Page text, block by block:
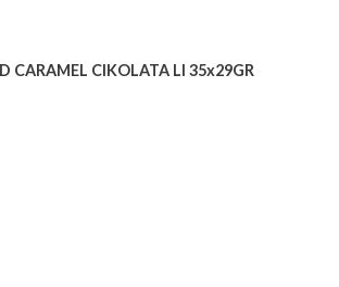
CARAMEL CIKOLATA LI 35x29GR